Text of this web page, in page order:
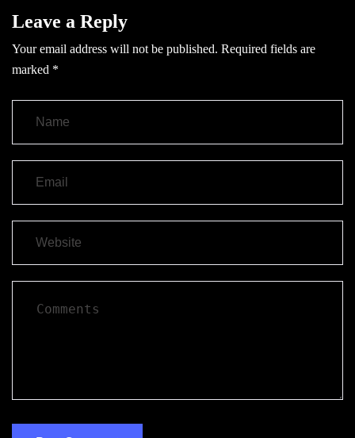
Leave a Reply
Your email address will not be published. Required fields are
marked *